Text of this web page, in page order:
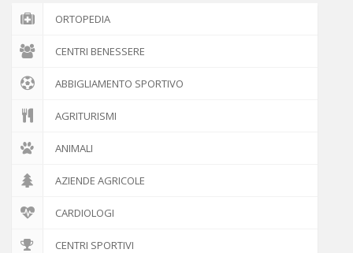
ORTOPEDIA
CENTRI BENESSERE
ABBIGLIAMENTO SPORTIVO
AGRITURISMI
ANIMALI
AZIENDE AGRICOLE
CARDIOLOGI
CENTRI SPORTIVI